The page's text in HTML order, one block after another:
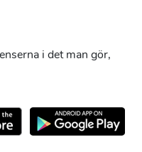
i det man gör,